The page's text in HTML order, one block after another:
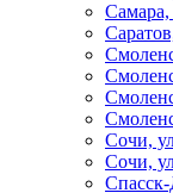
Самара,
Сочи,
Сочи,